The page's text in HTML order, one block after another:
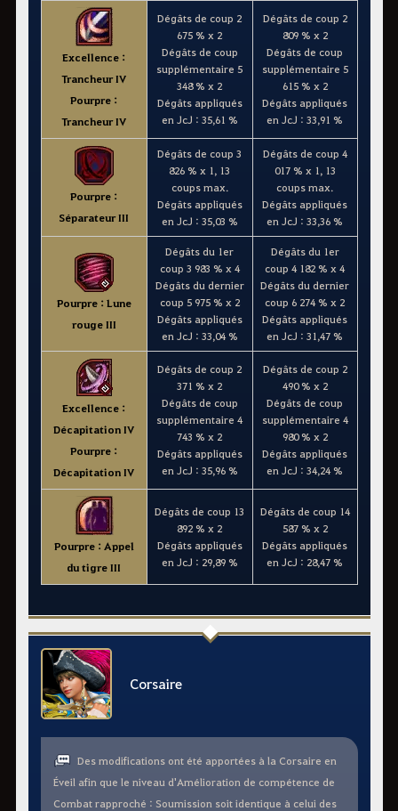
Excellence :
Trancheur IV
Pourpre :
Trancheur IV
Dégâts de coup 2
675 % x 2
Dégâts de coup
supplémentaire 5
348 % x 2
Dégâts appliqués
en JcJ : 35,61 %
Dégâts de coup 2
809 % x 2
Dégâts de coup
supplémentaire 5
615 % x 2
Dégâts appliqués
en JcJ : 33,91 %
Pourpre :
Séparateur III
Dégâts de coup 3
826 % x 1, 13
coups max.
Dégâts appliqués
en JcJ : 35,03 %
Dégâts de coup 4
017 % x 1, 13
coups max.
Dégâts appliqués
en JcJ : 33,36 %
Pourpre : Lune
rouge III
Dégâts du 1er
coup 3 983 % x 4
Dégâts du dernier
coup 5 975 % x 2
Dégâts appliqués
en JcJ : 33,04 %
Dégâts du 1er
coup 4 182 % x 4
Dégâts du dernier
coup 6 274 % x 2
Dégâts appliqués
en JcJ : 31,47 %
Excellence :
Décapitation IV
Pourpre :
Décapitation IV
Dégâts de coup 2
371 % x 2
Dégâts de coup
supplémentaire 4
743 % x 2
Dégâts appliqués
en JcJ : 35,96 %
Dégâts de coup 2
490 % x 2
Dégâts de coup
supplémentaire 4
980 % x 2
Dégâts appliqués
en JcJ : 34,24 %
Pourpre : Appel
du tigre III
Dégâts de coup 13
892 % x 2
Dégâts appliqués
en JcJ : 29,89 %
Dégâts de coup 14
587 % x 2
Dégâts appliqués
en JcJ : 28,47 %
Corsaire
Des modifications ont été apportées à la Corsaire en
Éveil afin que le niveau d'Amélioration de compétence de
Combat rapproché : Soumission soit identique à celui des